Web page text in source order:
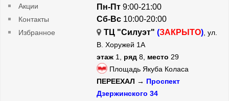
Акции
Контакты
Избранное
Пн-Пт 9:00-21:00
Сб-Вс 10:00-20:00
ТЦ "Силуэт" (ЗАКРЫТО), ул.
В. Хоружей 1А
этаж 1, ряд 8, место 29
Площадь Якуба Коласа
ПЕРЕЕХАЛ → Проспект
Дзержинского 34